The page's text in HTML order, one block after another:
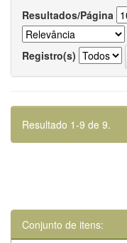
Resultados/Página
Registro(s)
Resultado 1-9 de 9.
Conjunto de itens: